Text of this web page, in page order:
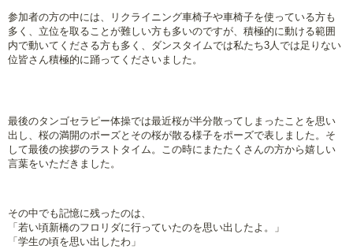
参加者の方の中には、リクライニング車椅子や車椅子を使っている方も
多く、立位を取ることが難しい方も多いのですが、積極的に動ける範囲
内で動いてくださる方も多く、ダンスタイムでは私たち3人では足りない
位皆さん積極的に踊ってくださいました。
最後のタンゴセラピー体操では最近桜が半分散ってしまったことを思い
出し、桜の満開のポーズとその桜が散る様子をポーズで表しました。 そ
して最後の挨拶のラストタイム。 この時にまたたくさんの方から嬉しい
言葉をいただきました。
その中でも記憶に残ったのは、
「若い頃新橋のフロリダに行っていたのを思い出したよ。」
「学生の頃を思い出したわ」